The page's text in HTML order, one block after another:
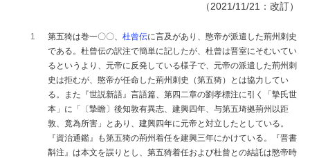
（2021/11/21：改訂）
1 第五猗は巻一〇〇、杜曾伝に言及があり、愍帝が派遣した荊州刺史
である。杜曾伝の訳注で簡単に記したが、杜曾は晋室にそむいてい
るというより、元帝に反発している様子で、元帝の派遣した荊州刺
史は拒むが、愍帝が任命した荊州刺史（第五猗）とは協力してい
る。また『世説新語』言語篇、第四二章の劉孝標注に引く「摯氏世
本」に「〔摯瞻〕後知敦有異志、建興四年、与第五琦拠荊州以距
敦、竟為所害」とあり、建興四年に元帝と対立したとしている。
『資治通鑑』も第五猗の荊州着任を建興三年にかけている。『晋書
斠注』は本文を誤りとし、第五猗着任および杜曾との結託は愍帝時